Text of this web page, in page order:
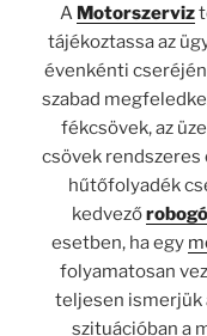
A Motorszerviz
tájékoztassa az
évenkénti
szabad
fékcsövek, az
csövek rendszeres
hűtőfolyadék
kedvező
esetben, ha egy
folyamatosan
teljesen ismerjük
szituációban a